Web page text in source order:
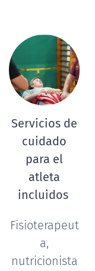
Servicios de
cuidado
para el
atleta
incluidos
Fisioterapeut
a,
nutricionista